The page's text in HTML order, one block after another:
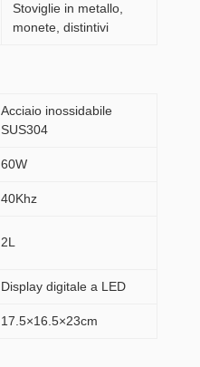
Stoviglie in metallo,
monete, distintivi
Acciaio inossidabile
SUS304
60W
40Khz
2L
Display digitale a LED
17.5×16.5×23cm